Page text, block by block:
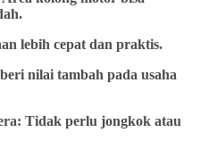
lebih cepat dan praktis.
nilai tambah pada usaha
Tidak perlu jongkok atau